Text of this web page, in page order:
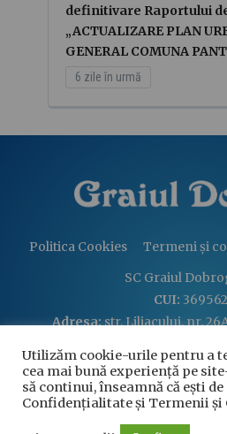
definitivare Raportului
„ACTUALIZARE PLAN
GENERAL COMUNA
6 zile în urmă
Politica Cookies Termeni și
SC Graiul
CUI:
Adresa:str. Liliacului, nr.
Telefon:+40 760
Utilizăm cookie-urile pentru a
cea mai bună experiență pe
să continui, înseamnă că ești
Confidențialitate și Termenii și